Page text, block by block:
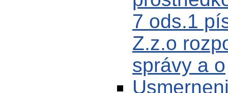
7 ods.1
Z.z.o
správy a o